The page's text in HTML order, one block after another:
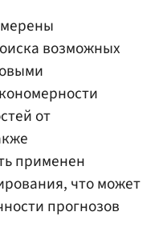
возможных
от
применен
что может
прогнозов